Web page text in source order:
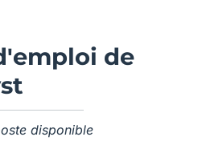
de
disponible